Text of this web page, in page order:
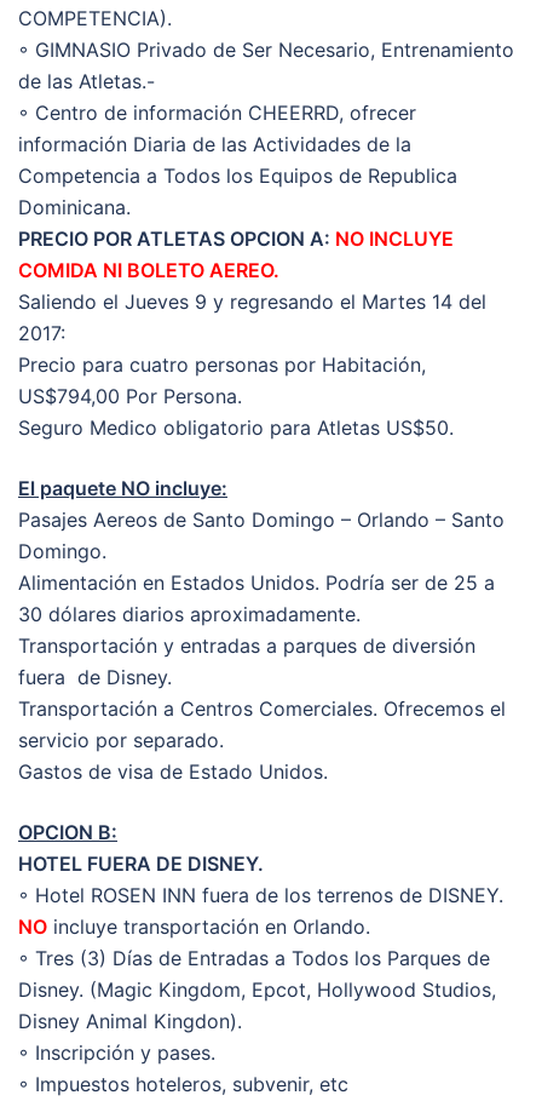
COMPETENCIA).
◦ GIMNASIO Privado de Ser Necesario, Entrenamiento
de las Atletas.-
◦ Centro de información CHEERRD, ofrecer
información Diaria de las Actividades de la
Competencia a Todos los Equipos de Republica
Dominicana.
PRECIO POR ATLETAS OPCION A: NO INCLUYE
COMIDA NI BOLETO AEREO.
Saliendo el Jueves 9 y regresando el Martes 14 del
2017:
Precio para cuatro personas por Habitación,
US$794,00 Por Persona.
Seguro Medico obligatorio para Atletas US$50.
El paquete NO incluye:
Pasajes Aereos de Santo Domingo – Orlando – Santo
Domingo.
Alimentación en Estados Unidos. Podría ser de 25 a
30 dólares diarios aproximadamente.
Transportación y entradas a parques de diversión
fuera de Disney.
Transportación a Centros Comerciales. Ofrecemos el
servicio por separado.
Gastos de visa de Estado Unidos.
OPCION B:
HOTEL FUERA DE DISNEY.
◦ Hotel ROSEN INN fuera de los terrenos de DISNEY.
NO incluye transportación en Orlando.
◦ Tres (3) Días de Entradas a Todos los Parques de
Disney. (Magic Kingdom, Epcot, Hollywood Studios,
Disney Animal Kingdon).
◦ Inscripción y pases.
◦ Impuestos hoteleros, subvenir, etc